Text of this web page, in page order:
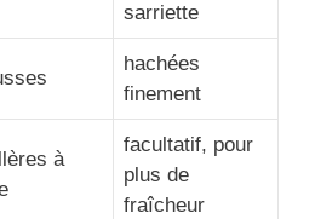
sarriette
hachées
finement
à
facultatif, pour
plus de
fraîcheur